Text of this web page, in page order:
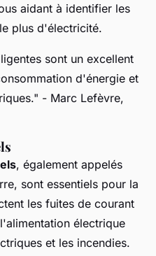
aidant à identifier les
plus d'électricité.
sont un excellent
d'énergie et
- Marc Lefèvre,
, également appelés
sont essentiels pour la
les fuites de courant
électrique
et les incendies.